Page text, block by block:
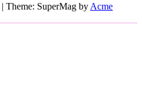
| Theme: SuperMag by Acme